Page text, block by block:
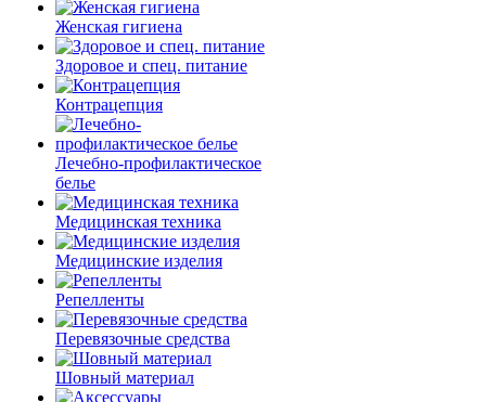
Женская гигиена
Здоровое и спец. питание
Контрацепция
Лечебно-профилактическое
белье
Медицинская техника
Медицинские изделия
Репелленты
Перевязочные средства
Шовный материал